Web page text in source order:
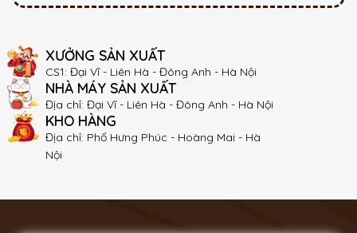
XƯỞNG SẢN XUẤT
CS1: Đại Vĩ - Liên Hà - Đông Anh - Hà Nội
NHÀ MÁY SẢN XUẤT
Địa chỉ: Đại Vĩ - Liên Hà - Đông Anh - Hà Nội
KHO HÀNG
Địa chỉ: Phố Hưng Phúc - Hoàng Mai - Hà
Nội